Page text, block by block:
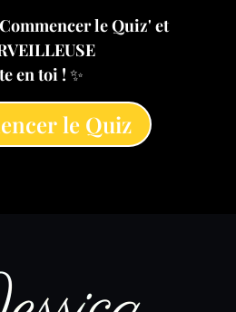
le Quiz' et
en toi ! ✨
le Quiz